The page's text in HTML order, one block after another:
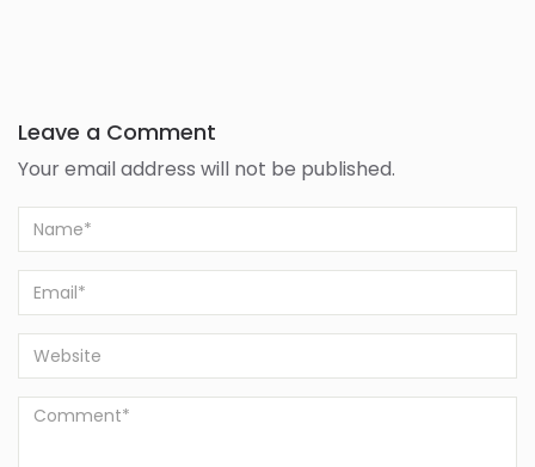
Leave a Comment
Your email address will not be published.